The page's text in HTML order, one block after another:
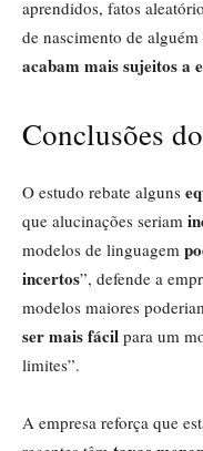
aprendidos, fatos
de nascimento de
acabam mais sujeitos a
Conclusões
O estudo rebate alguns
que alucinações seriam
modelos de linguagem
incertos”, defende a
modelos maiores
ser mais fácil para um
limites”.
A empresa reforça que